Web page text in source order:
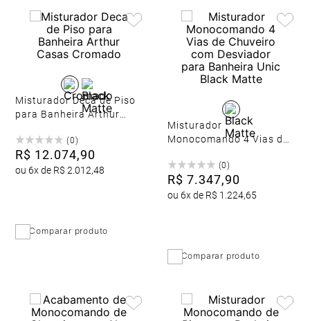
Misturador Deca de Piso
para Banheira Arthur
(0 )
R$ 12.074,90
ou6x de R$ 2 .012,48
Comparar produto
Misturador
Monocomando 4 Vias de
para Banheira Unic Black
Matte
(0 )
R$ 7.347,90
ou 6x de R$ 1 224,65
Comparar produto